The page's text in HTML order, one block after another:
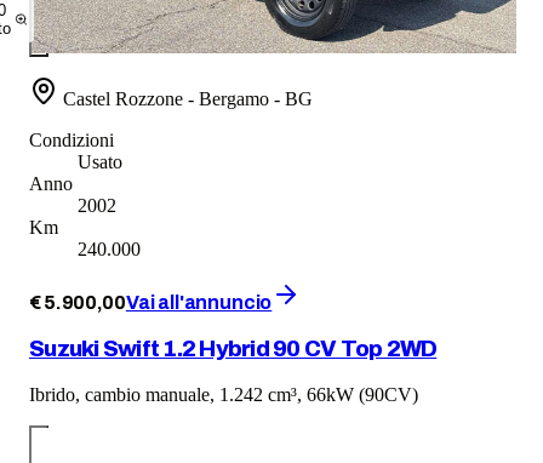
Castel Rozzone - Bergamo - BG
Condizioni
Usato
Anno
2002
Km
240.000
€5.900,00Vai all'annuncio
Suzuki Swift 1.2 Hybrid 90 CV Top 2WD
Ibrido, cambio manuale, 1.242 cm³, 66kW (90CV)